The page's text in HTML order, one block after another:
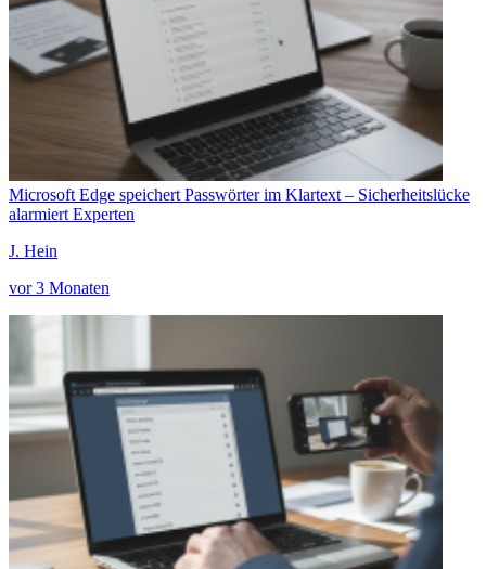
Microsoft Edge speichert Passwörter im Klartext – Sicherheitslücke
alarmiert Experten
J. Hein
vor 3 Monaten